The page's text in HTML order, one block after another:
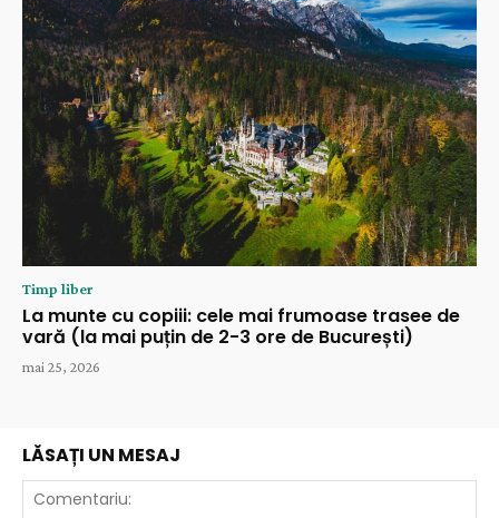
Timp liber
La munte cu copiii: cele mai frumoase trasee de
vară (la mai puțin de 2-3 ore de București)
mai 25, 2026
LĂSAȚI UN MESAJ